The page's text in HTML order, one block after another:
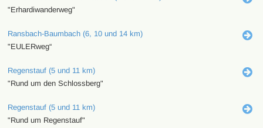
"Erhardiwanderweg"
Ransbach-Baumbach (6, 10 und 14 km)
"EULERweg“
Regenstauf (5 und 11 km)
"Rund um den Schlossberg"
Regenstauf (5 und 11 km)
"Rund um Regenstauf"